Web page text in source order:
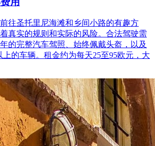
往圣托里尼海滩和乡间小路的有趣方
真实的规则和实际的风险。合法驾驶需
的完整汽车驾照、始终佩戴头盔，以及
上的车辆。租金约为每天25至95欧元，大